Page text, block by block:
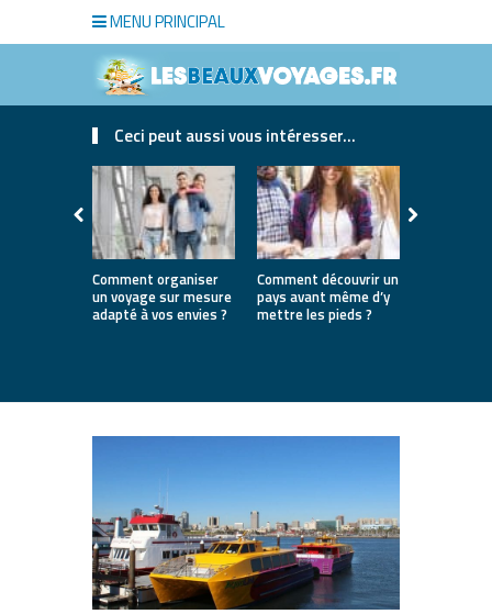
MENU PRINCIPAL
Ceci peut aussi vous intéresser...
Comment organiser
un voyage sur mesure
adapté à vos envies ?
Comment découvrir un
pays avant même d’y
mettre les pieds ?